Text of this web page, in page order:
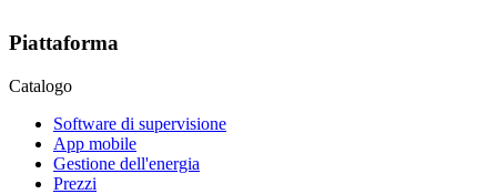
Piattaforma
Catalogo
Software di supervisione
App mobile
Gestione dell'energia
Prezzi